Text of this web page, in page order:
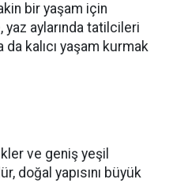
bir yaşam için
aylarında tatilcileri
da kalıcı yaşam kurmak
ve geniş yeşil
doğal yapısını büyük